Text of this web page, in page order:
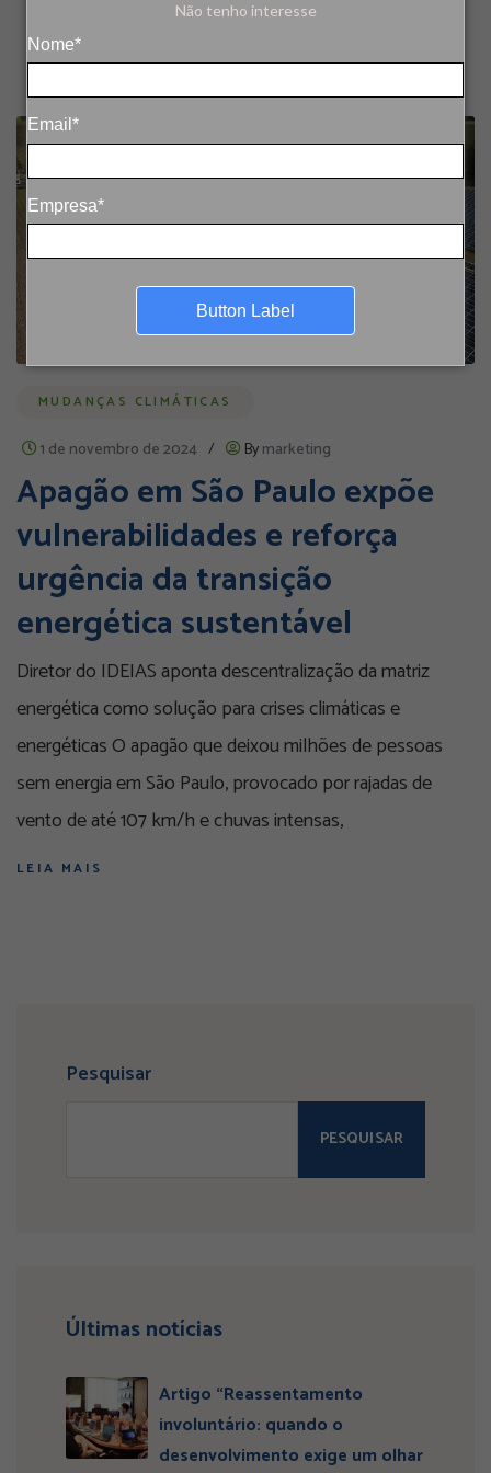
Não tenho interesse
Nome*
Email*
Empresa*
Button Label
MUDANÇAS CLIMÁTICAS
1 de novembro de 2024 / Bymarketing
Apagão em São Paulo expõe
vulnerabilidades e reforça
urgência da transição
energética sustentável
Diretor do IDEIAS aponta descentralização da matriz
energética como solução para crises climáticas e
energéticas O apagão que deixou milhões de pessoas
sem energia em São Paulo, provocado por rajadas de
vento de até 107 km/h e chuvas intensas,
LEIA MAIS
Pesquisar
PESQUISAR
Últimas notícias
Artigo “Reassentamento
involuntário: quando o
desenvolvimento exige um olhar